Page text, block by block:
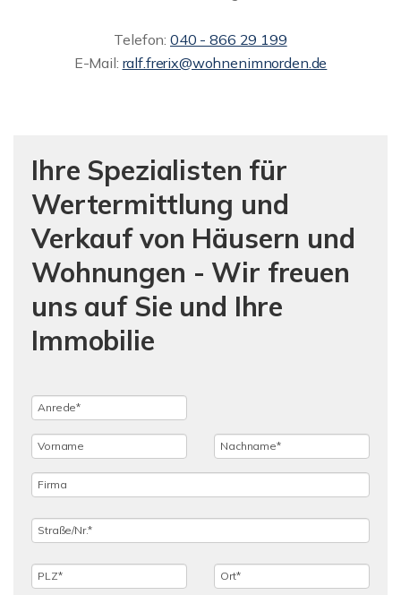
Telefon: 040 - 866 29 199
E-Mail: ralf.frerix@wohnenimnorden.de
Ihre Spezialisten für
Wertermittlung und
Verkauf von Häusern und
Wohnungen - Wir freuen
uns auf Sie und Ihre
Immobilie